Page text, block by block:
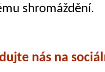
shromáždění.
nás na